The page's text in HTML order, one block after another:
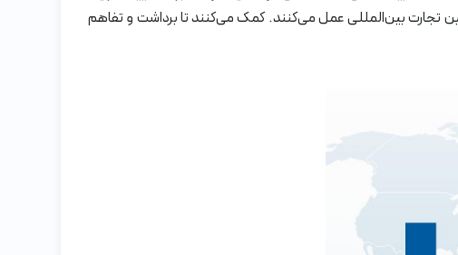
تجارت بین‌المللی عمل می‌کنند. کمک می‌کنند تا برداشت و تفاهم